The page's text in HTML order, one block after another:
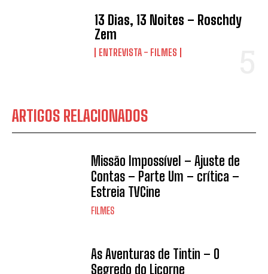
13 Dias, 13 Noites – Roschdy
Zem
ENTREVISTA - FILMES
ARTIGOS RELACIONADOS
Missão Impossível – Ajuste de
Contas – Parte Um – crítica –
Estreia TVCine
FILMES
As Aventuras de Tintin – O
Segredo do Licorne